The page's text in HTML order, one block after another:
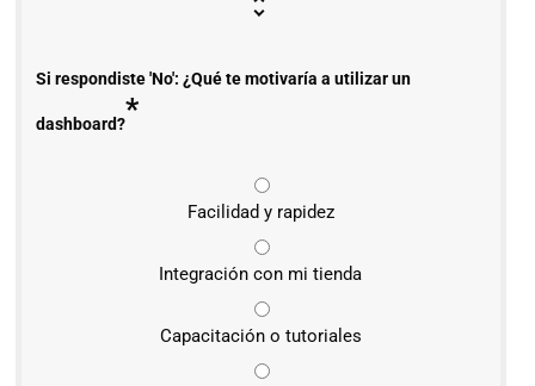
Si respondiste 'No': ¿Qué te motivaría a utilizar un
dashboard?*
Facilidad y rapidez
Integración con mi tienda
Capacitación o tutoriales